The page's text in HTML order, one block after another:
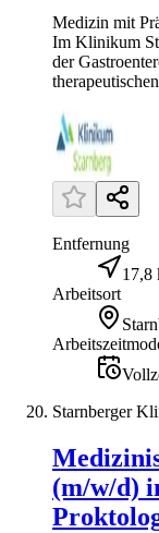
Medizin mit
Im Klinikum
der
Entfernung
17,8
Arbeitsort
Starnberger
(m/w/d)